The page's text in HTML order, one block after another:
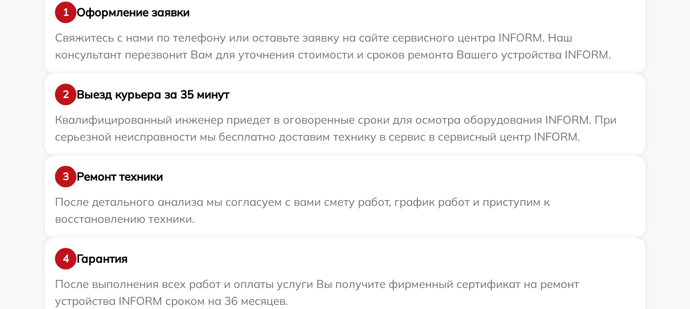
1
Оформление заявки
Свяжитесь с нами по телефону или оставьте заявку на сайте сервисного центра INFORM. Наш
консультант перезвонит Вам для уточнения стоимости и сроков ремонта Вашего устройства INFORM.
2
Выезд курьера за 35 минут
Квалифицированный инженер приедет в оговоренные сроки для осмотра оборудования INFORM. При
серьезной неисправности мы бесплатно доставим технику в сервис в сервисный центр INFORM.
3
Ремонт техники
После детального анализа мы согласуем с вами смету работ, график работ и приступим к
восстановлению техники.
4
Гарантия
После выполнения всех работ и оплаты услуги Вы получите фирменный сертификат на ремонт
устройства INFORM сроком на 36 месяцев.